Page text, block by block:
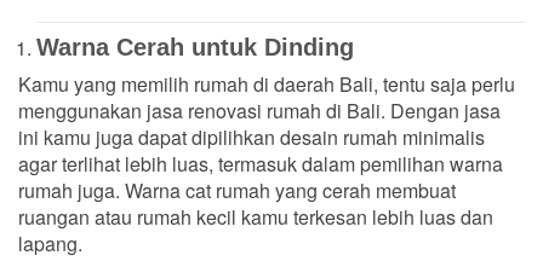
Warna Cerah untuk Dinding
Kamu yang memilih rumah di daerah Bali, tentu saja perlu
menggunakan jasa renovasi rumah di Bali. Dengan jasa
ini kamu juga dapat dipilihkan desain rumah minimalis
agar terlihat lebih luas, termasuk dalam pemilihan warna
rumah juga. Warna cat rumah yang cerah membuat
ruangan atau rumah kecil kamu terkesan lebih luas dan
lapang.